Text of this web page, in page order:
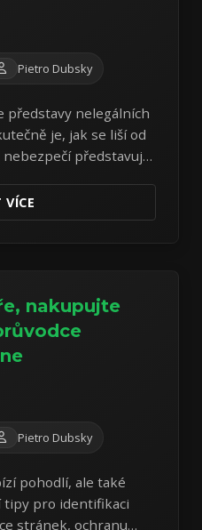
Pietro Dubsky
představy nelegálních
je, jak se liší od
představuje
VÍCE
nakupujte
Pietro Dubsky
pohodlí, ale také
tipy pro identifikaci
stránek, ochranu